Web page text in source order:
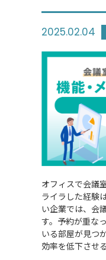
2025.02.04
オフィスで会議
ライラした経験
い企業では、会
す。予約が重な
いる部屋が見つ
効率を低下させ